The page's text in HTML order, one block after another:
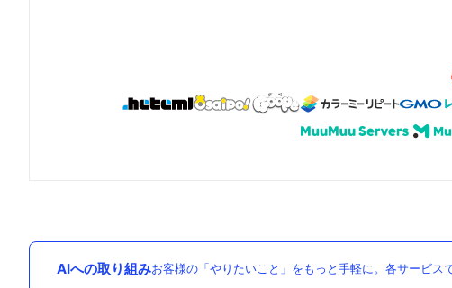
AIへの取り組みお客様の「やりたいこと」をもっと手軽に。各サービス